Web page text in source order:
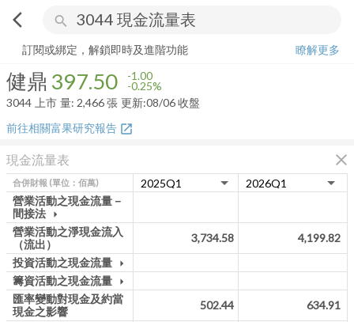
arrow_back_ios search
健鼎 397.50 -0.25%
訂閱或綁定，解鎖即時及進階功能
瞭解更多
健鼎 397.50 -1.00
-0.25%
3044 上市 量: 2,466張 更新:08/06 收盤
前往相關富果研究報告 open_in_new
現金流量表 close
合併財報 (單位：佰萬)
營業活動之現金流量－
間接法 arrow_drop_down
營業活動之淨現金流入
（流出）
3,734.58
4,199.82
投資活動之現金流量 arrow_drop_down
籌資活動之現金流量 arrow_drop_down
匯率變動對現金及約當
現金之影響
502.44
634.91